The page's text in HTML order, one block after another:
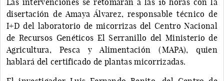
disertación de Amaya Álvarez, responsable técnico de
I+D del laboratorio de micorrizas del Centro Nacional
de Recursos Genéticos El Serranillo del Ministerio de
Agricultura, Pesca y Alimentación (MAPA), quien
hablará del certificado de plantas micorrizadas.